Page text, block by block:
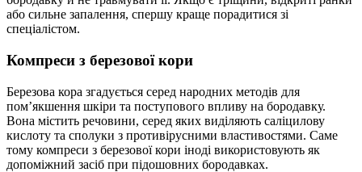
або сильне запалення, спершу краще порадитися зі
спеціалістом.
Компреси з березової кори
Березова кора згадується серед народних методів для
пом’якшення шкіри та поступового впливу на бородавку.
Вона містить речовини, серед яких виділяють саліцилову
кислоту та сполуки з противірусними властивостями. Саме
тому компреси з березової кори іноді використовують як
допоміжний засіб при підошовних бородавках.